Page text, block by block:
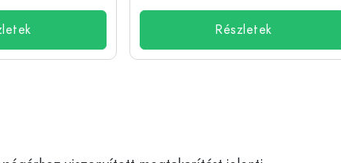
Részletek